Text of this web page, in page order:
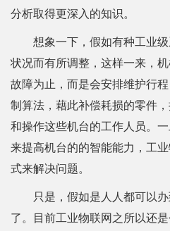
分析取得更深入的知识。
想象一下，假如有种工业
状况而有所调整，这样一来，
故障为止，而是会安排维护行
制算法，藉此补偿耗损的零件
和操作这些机台的工作人员。
来提高机台的的智能能力，工
式来解决问题。
只是，假如是人人都可以
了。目前工业物联网之所以还